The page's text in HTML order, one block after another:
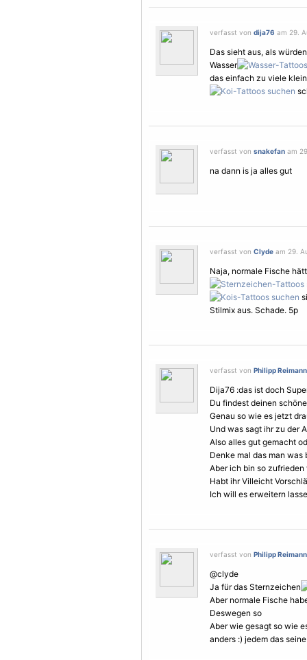
verfasst von dija76 am 29.
Das sieht aus, als
Wasser
das einfach zu viele
verfasst von snakefan am
na dann is ja alles gut
verfasst von Clyde am 29.
Naja, normale Fische
Stilmix aus. Schade. 5p
verfasst von Philipp Reimann
Dija76 :das ist doch
Du findest deinen
Genau so wie es jetzt
Und was sagt ihr zu der
Also alles gut gemacht
Denke mal das man
Aber ich bin so zufrieden
Habt ihr Villeicht
Ich will es erweitern
verfasst von Philipp Reimann
@clyde
Ja für das Sternzeichen
Aber normale Fische
Deswegen so
Aber wie gesagt so wie
anders :) jedem das